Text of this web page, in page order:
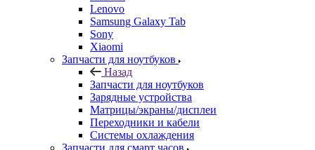
Lenovo
Samsung Galaxy Tab
Sony
Xiaomi
Запчасти для ноутбуков
Назад
Запчасти для ноутбуков
Зарядные устройства
Матрицы/экраны/дисплеи
Переходники и кабели
Системы охлаждения
Запчасти для смарт часов